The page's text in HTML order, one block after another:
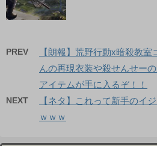
PREV
【朗報】荒野行動x暗殺教
んの再現衣装や殺せんせー
アイテムが手に入るぞ！！
NEXT
【ネタ】これって新手のイ
ｗｗｗ